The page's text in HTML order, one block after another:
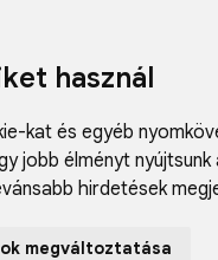
használ
kat és egyéb
jobb élményt nyújtsunk
hirdetések
megváltoztatása
Fodrászcikk